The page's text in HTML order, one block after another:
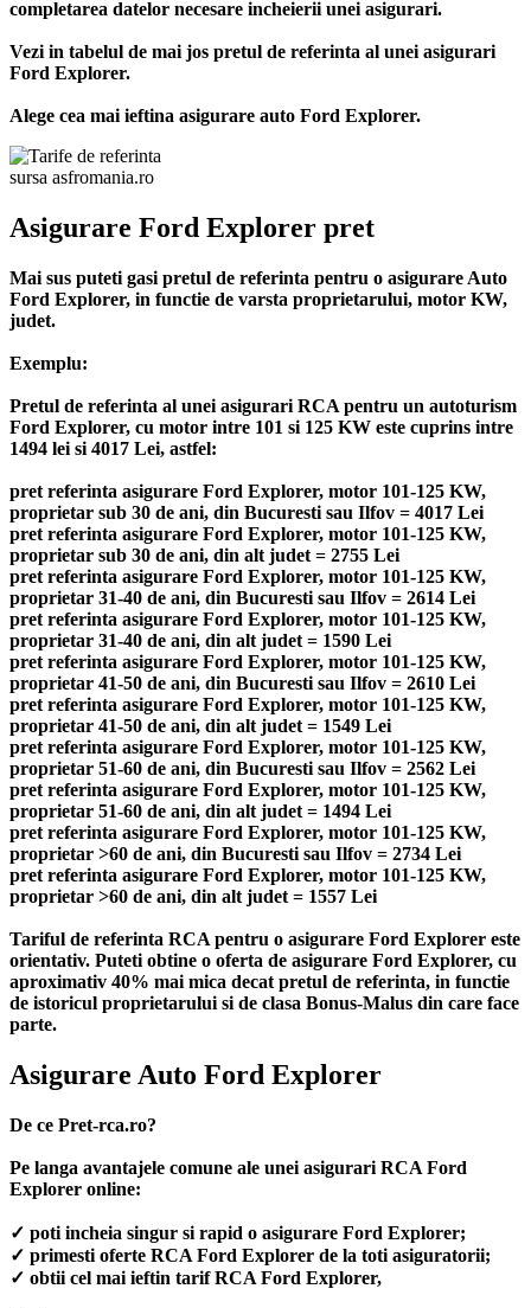
completarea datelor necesare incheierii unei asigurari.
Vezi in tabelul de mai jos pretul de referinta al unei asigurari
Ford Explorer.
Alege cea mai ieftina asigurare auto Ford Explorer.
sursa asfromania.ro
Asigurare Ford Explorer pret
Mai sus puteti gasi pretul de referinta pentru o asigurare Auto
Ford Explorer, in functie de varsta proprietarului, motor KW,
judet.
Exemplu:
Pretul de referinta al unei asigurari RCA pentru un autoturism
Ford Explorer, cu motor intre 101 si 125 KW este cuprins intre
1494 lei si 4017 Lei, astfel:
pret referinta asigurare Ford Explorer, motor 101-125 KW,
proprietar sub 30 de ani, din Bucuresti sau Ilfov = 4017 Lei
pret referinta asigurare Ford Explorer, motor 101-125 KW,
proprietar sub 30 de ani, din alt judet = 2755 Lei
pret referinta asigurare Ford Explorer, motor 101-125 KW,
proprietar 31-40 de ani, din Bucuresti sau Ilfov = 2614 Lei
pret referinta asigurare Ford Explorer, motor 101-125 KW,
proprietar 31-40 de ani, din alt judet = 1590 Lei
pret referinta asigurare Ford Explorer, motor 101-125 KW,
proprietar 41-50 de ani, din Bucuresti sau Ilfov = 2610 Lei
pret referinta asigurare Ford Explorer, motor 101-125 KW,
proprietar 41-50 de ani, din alt judet = 1549 Lei
pret referinta asigurare Ford Explorer, motor 101-125 KW,
proprietar 51-60 de ani, din Bucuresti sau Ilfov = 2562 Lei
pret referinta asigurare Ford Explorer, motor 101-125 KW,
proprietar 51-60 de ani, din alt judet = 1494 Lei
pret referinta asigurare Ford Explorer, motor 101-125 KW,
proprietar >60 de ani, din Bucuresti sau Ilfov = 2734 Lei
pret referinta asigurare Ford Explorer, motor 101-125 KW,
proprietar >60 de ani, din alt judet = 1557 Lei
Tariful de referinta RCA pentru o asigurare Ford Explorer este
orientativ. Puteti obtine o oferta de asigurare Ford Explorer, cu
aproximativ 40% mai mica decat pretul de referinta, in functie
de istoricul proprietarului si de clasa Bonus-Malus din care face
parte.
Asigurare Auto Ford Explorer
De ce Pret-rca.ro?
Pe langa avantajele comune ale unei asigurari RCA Ford
Explorer online:
✓ poti incheia singur si rapid o asigurare Ford Explorer;
✓ primesti oferte RCA Ford Explorer de la toti asiguratorii;
✓ obtii cel mai ieftin tarif RCA Ford Explorer,